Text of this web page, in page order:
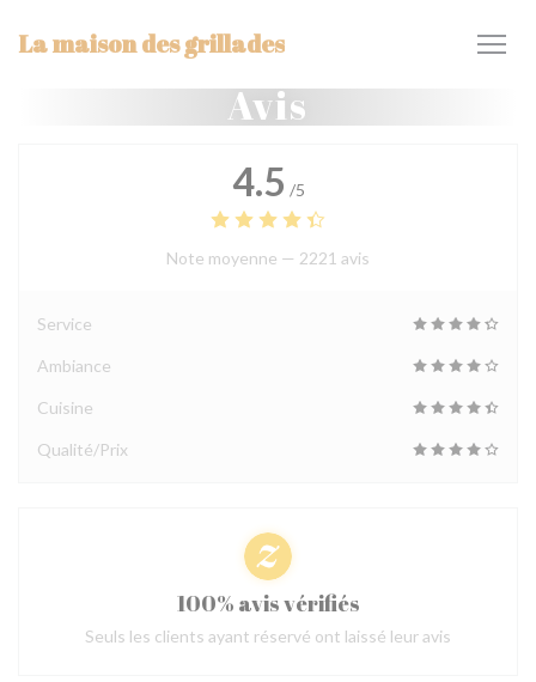
La maison des grillades
Avis
4.5 /5
Note moyenne — 2221 avis
Service
Ambiance
Cuisine
Qualité/Prix
100% avis vérifiés
Seuls les clients ayant réservé ont laissé leur avis